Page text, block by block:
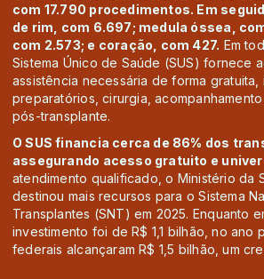
com 17.790 procedimentos. Em
de rim, com 6.697; medula óssea,
com 2.573; e coração, com 427. Em
Sistema Único de Saúde (SUS) fornece
assistência necessária de forma gratuita,
preparatórios, cirurgia,
pós-transplante.
O SUS financia cerca de 86% dos
assegurando acesso gratuito e
atendimento qualificado, o Ministério da
destinou mais recursos para o Sistema
Transplantes (SNT) em 2025. Enquanto
investimento foi de R$ 1,1 bilhão, no ano
federais alcançaram R$ 1,5 bilhão, um